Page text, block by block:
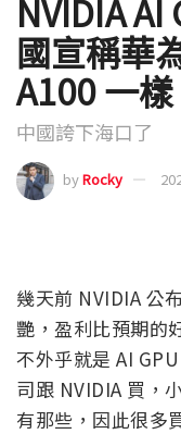
NVIDIA
國宣稱華
A100 一
中國誇下海口了
byRocky
幾天前 NVIDIA 公
艷，盈利比預期的
不外乎就是 AI
司跟 NVIDIA 買，
有那些，因此很多